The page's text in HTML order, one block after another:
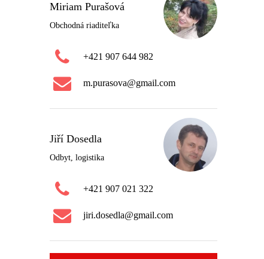
Miriam Purašová
Obchodná riaditeľka
+421 907 644 982
m.purasova@gmail.com
Jiří Dosedla
Odbyt, logistika
+421 907 021 322
jiri.dosedla@gmail.com